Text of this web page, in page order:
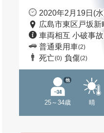
2020年2月19日(
広島市東区戸坂
車両相互 小破事故
普通乗用車(2)
死亡(0) 負傷(2)
25～34歳
他
晴